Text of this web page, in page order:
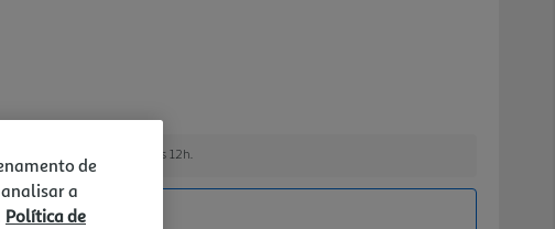
, se encomendar até às 12h.
de
a
Política de